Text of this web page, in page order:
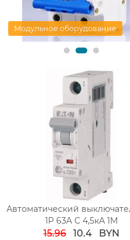
Модульное оборудование
Автоматический
1P 63A С 4,5кА 1М
15.96 10.4 BYN